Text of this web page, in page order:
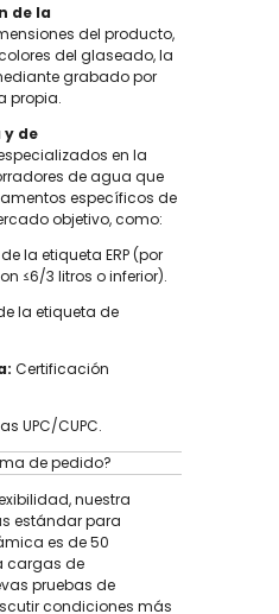
de la
del producto,
del glaseado, la
grabado por
propia.
de
en la
de agua que
específicos de
objetivo, como:
de la etiqueta ERP (por
≤6/3 litros o inferior).
la etiqueta de
Certificación
UPC/CUPC.
de pedido?
nuestra
estándar para
es de 50
cargas de
pruebas de
condiciones más